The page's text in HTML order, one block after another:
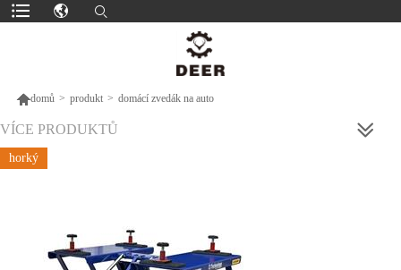
domů > produkt > domácí zvedák na auto
VÍCE PRODUKTŮ
horký